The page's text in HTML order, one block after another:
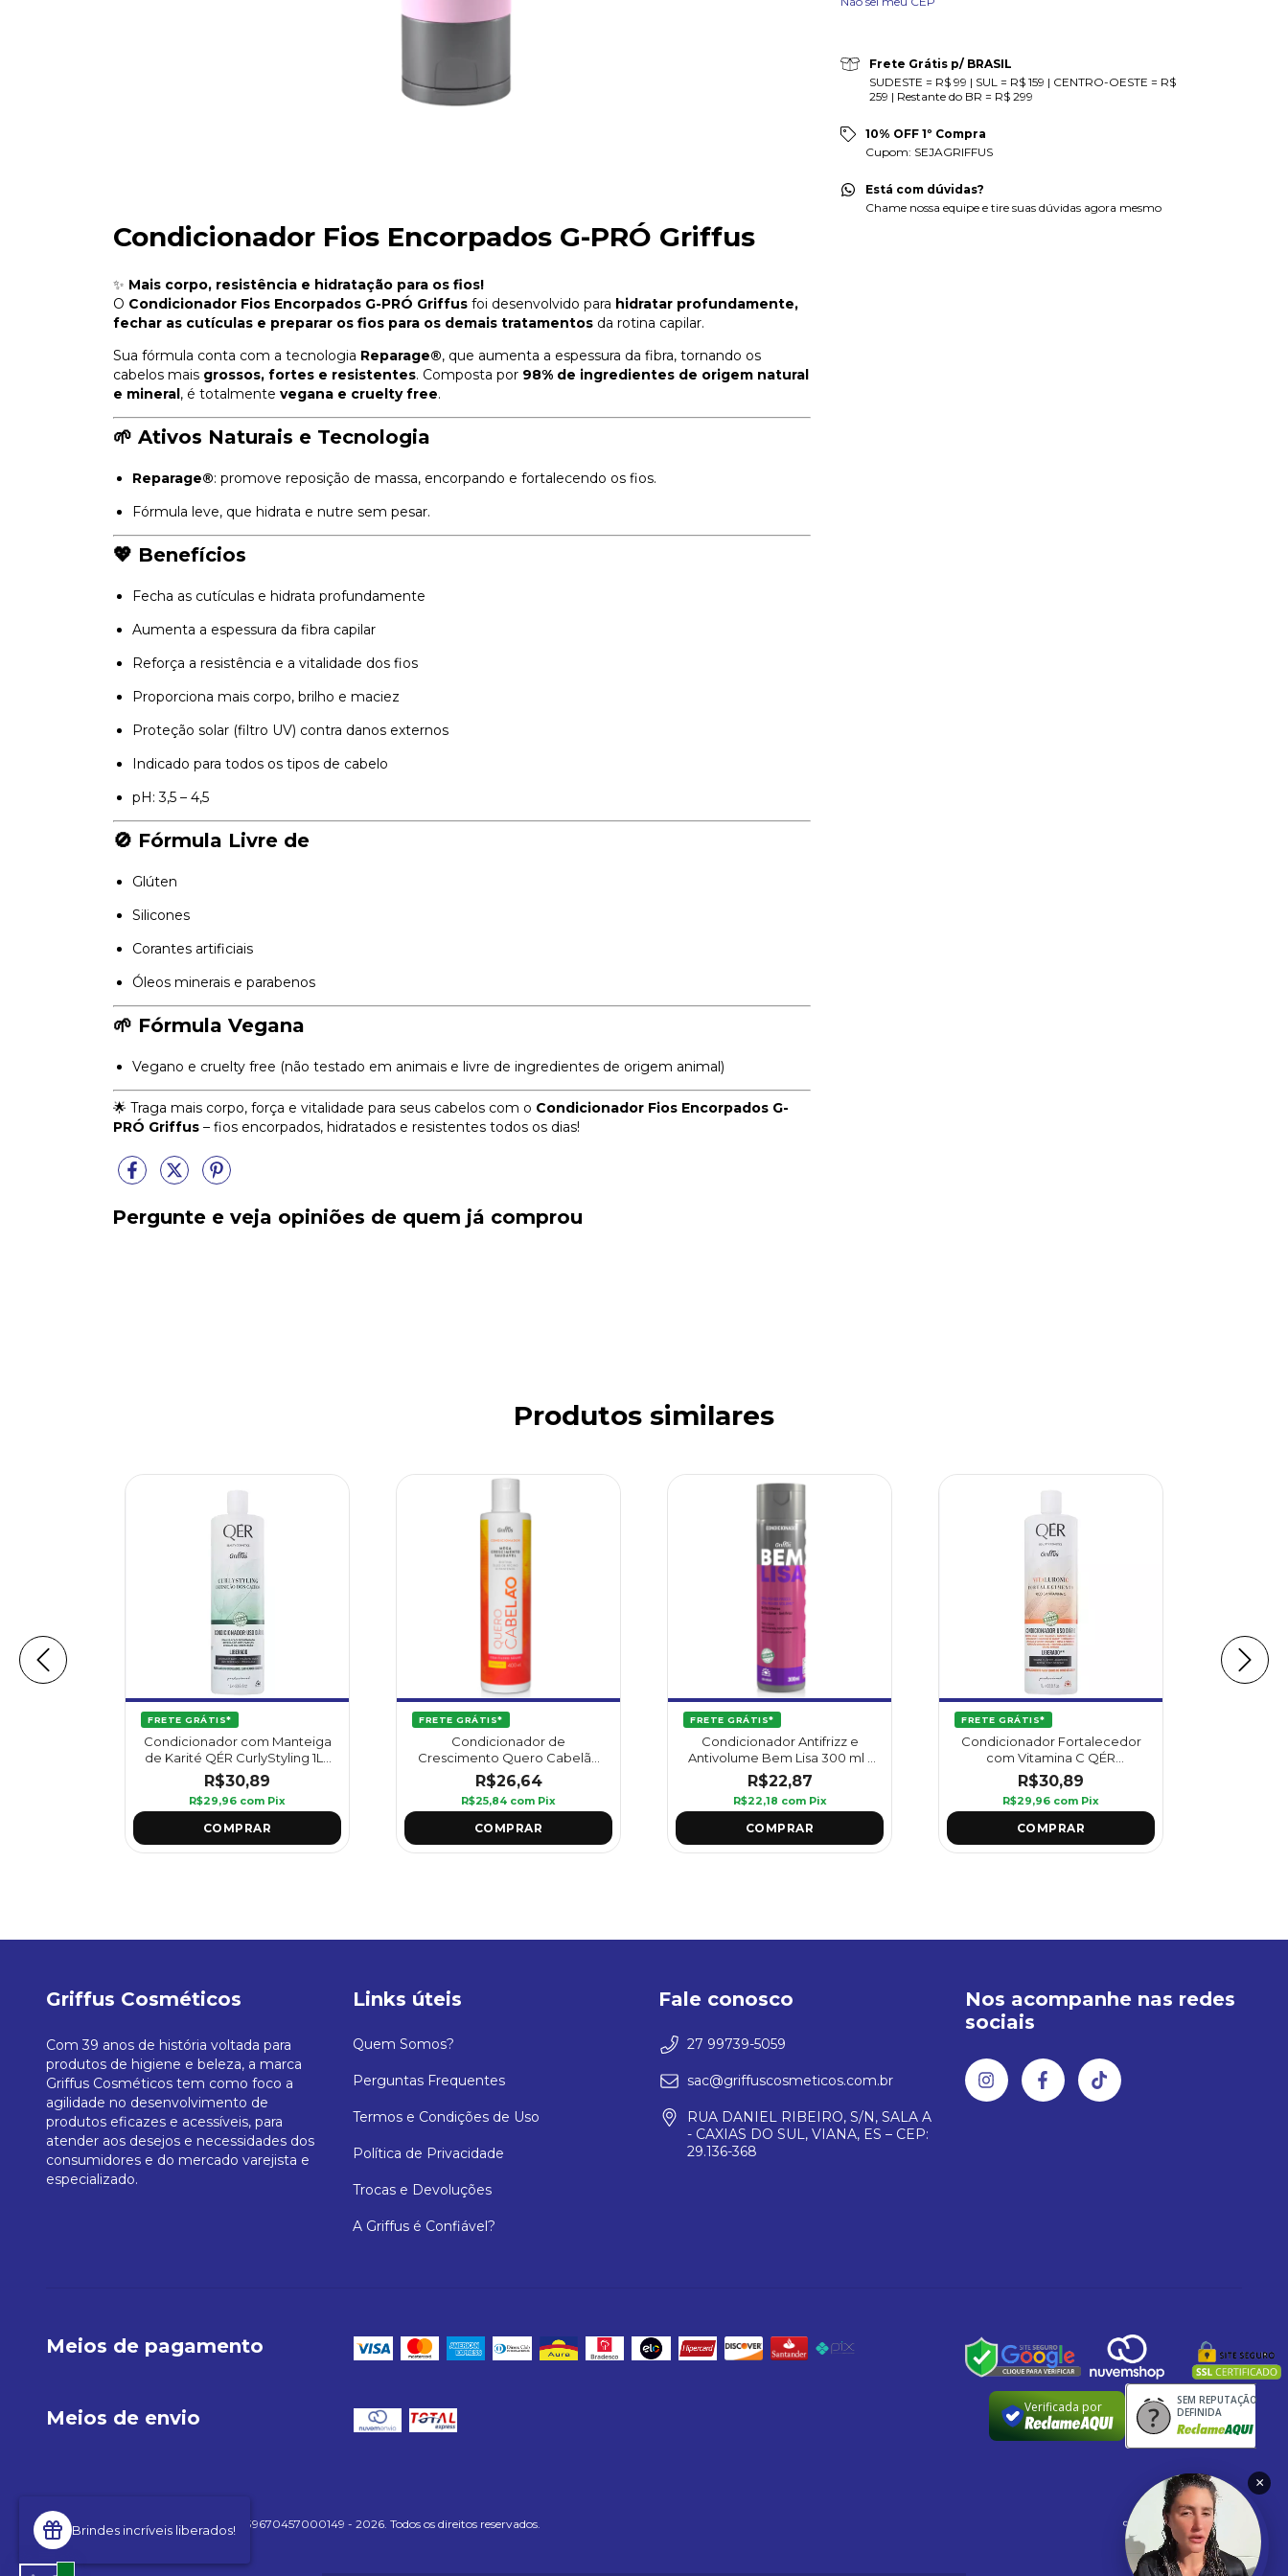
Brindes incríveis liberados!
Condicionador Fios Encorpados G-PRÓ Griffus
✨ Mais corpo, resistência e hidratação para os fios!
O Condicionador Fios Encorpados G-PRÓ Griffus foi desenvolvido para hidratar profundamente,
fechar as cutículas e preparar os fios para os demais tratamentos da rotina capilar.
Sua fórmula conta com a tecnologia Reparage®, que aumenta a espessura da fibra, tornando os
cabelos mais grossos, fortes e resistentes. Composta por 98% de ingredientes de origem natural
e mineral, é totalmente vegana e cruelty free.
🌱 Ativos Naturais e Tecnologia
Reparage®: promove reposição de massa, encorpando e fortalecendo os fios.
Fórmula leve, que hidrata e nutre sem pesar.
💖 Benefícios
Fecha as cutículas e hidrata profundamente
Aumenta a espessura da fibra capilar
Reforça a resistência e a vitalidade dos fios
Proporciona mais corpo, brilho e maciez
Proteção solar (filtro UV) contra danos externos
Indicado para todos os tipos de cabelo
pH: 3,5 – 4,5
🚫 Fórmula Livre de
Glúten
Silicones
Corantes artificiais
Óleos minerais e parabenos
🌱 Fórmula Vegana
Vegano e cruelty free (não testado em animais e livre de ingredientes de origem animal)
🌟 Traga mais corpo, força e vitalidade para seus cabelos com o Condicionador Fios Encorpados G-
PRÓ Griffus – fios encorpados, hidratados e resistentes todos os dias!
Frete Grátis p/ BRASIL
SUDESTE = R$ 99 | SUL = R$ 159 | CENTRO-OESTE = R$
259 | Restante do BR = R$ 299
10% OFF 1º Compra
Cupom: SEJAGRIFFUS
Está com dúvidas?
Chame nossa equipe e tire suas dúvidas agora mesmo
Pergunte e veja opiniões de quem já comprou
Produtos similares
FRETE GRÁTIS*
Condicionador com Manteiga
de Karité QÉR CurlyStyling 1L -
Griffus
R$30,89
R$29,96 com Pix
FRETE GRÁTIS*
Condicionador de
Crescimento Quero Cabelão
400 ml - Griffus
R$26,64
R$25,84 com Pix
FRETE GRÁTIS*
Condicionador Antifrizz e
Antivolume Bem Lisa 300 ml -
Griffus
R$22,87
R$22,18 com Pix
FRETE GRÁTIS*
Condicionador Fortalecedor
com Vitamina C QÉR
VitaLuronic 1L - Griffus
R$30,89
R$29,96 com Pix
Griffus Cosméticos
Com 39 anos de história voltada para
produtos de higiene e beleza, a marca
Griffus Cosméticos tem como foco a
agilidade no desenvolvimento de
produtos eficazes e acessíveis, para
atender aos desejos e necessidades dos
consumidores e do mercado varejista e
especializado.
Links úteis
Quem Somos?
Perguntas Frequentes
Termos e Condições de Uso
Política de Privacidade
Trocas e Devoluções
A Griffus é Confiável?
Fale conosco
27 99739-5059
sac@griffuscosmeticos.com.br
RUA DANIEL RIBEIRO, S/N, SALA A
- CAXIAS DO SUL, VIANA, ES – CEP:
29.136-368
Nos acompanhe nas redes
sociais
Meios de pagamento
Meios de envio Verificada por
SEM REPUTAÇÃO
DEFINIDA
Copyright GRIFFUSONLINE LTDA - 39670457000149 - 2026. Todos os direitos reservados.
×